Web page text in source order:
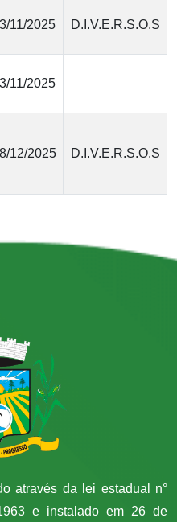
11/2025 D.I.V.E.R.S.O.S
11/2025
12/2025 D.I.V.E.R.S.O.S
através da lei estadual n°
e instalado em 26 de